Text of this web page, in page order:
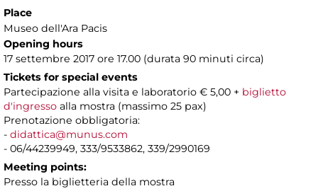
Place
Museo dell'Ara Pacis
Opening hours
17 settembre 2017 ore 17.00 (durata 90 minuti circa)
Tickets for special events
Partecipazione alla visita e laboratorio € 5,00 + biglietto
d'ingresso alla mostra (massimo 25 pax)
Prenotazione obbligatoria:
- didattica@munus.com
- 06/44239949, 333/9533862, 339/2990169
Meeting points:
Presso la biglietteria della mostra